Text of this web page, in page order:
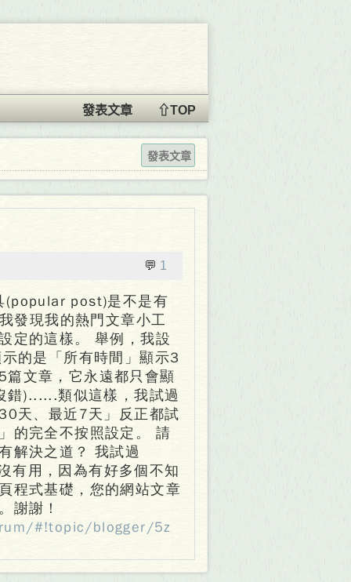
⇧TOP
發表文章
發表文章
💬 1
(popular post)是不是有
發現我的熱門文章小工
定的這樣。 舉例，我設
的是「所有時間」顯示3
文章，它永遠都只會顯
錯)......類似這樣，我試過
天、最近7天」反正都試
的完全不按照設定。 請
解決之道？ 我試過
有用，因為有好多個不知
程式基礎，您的網站文章
謝謝！
#!topic/blogger/5z